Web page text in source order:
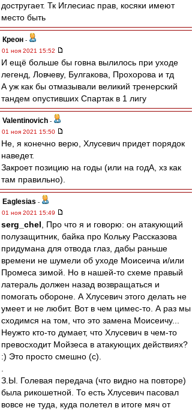
достругает. Тк Иглесиас прав, косяки имеют
место быть
Креон -
01 ноя 2021 15:52
И ещё больше бы говна вылилось при уходе
легенд, Ловчеву, Булгакова, Прохорова и тд
А уж как бы отмазывали великий тренерский
тандем опустивших Спартак в 1 лигу
Valentinovich -
01 ноя 2021 15:50
Не, я конечно верю, Хлусевич придет порядок
наведет.
Закроет позицию на годы (или на годА, хз как
там правильно).
Eaglesias -
01 ноя 2021 15:49
serg_chel , Про что я и говорю: он атакующий
полузащитник, байка про Кольку Рассказова
придумана для отвода глаз, дабы раньше
времени не шумели об уходе Моисеича и/или
Промеса зимой. Но в нашей-то схеме правый
латераль должен назад возвращаться и
помогать обороне. А Хлусевич этого делать не
умеет и не любит. Вот в чем цимес-то. А раз мы
сходимся на том, что это замена Моисеичу...
Неужто кто-то думает, что Хлусевич в чем-то
превосходит Мойзеса в атакующих действиях?
:) Это просто смешно (с).
З.Ы. Голевая передача (что видно на повторе)
была рикошетной. То есть Хлусевич пасовал
вовсе не туда, куда полетел в итоге мяч от